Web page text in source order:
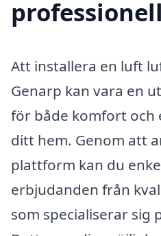
Att installera en luft
Genarp kan vara en
för både komfort och
ditt hem. Genom att
plattform kan du
erbjudanden från
som specialiserar sig